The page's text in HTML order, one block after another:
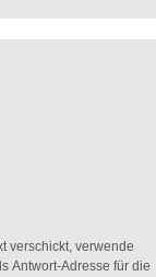
verschickt, verwende
Antwort-Adresse für die